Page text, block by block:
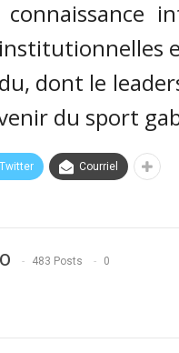
dont le
du sport
Twitter Courriel
483 Posts 0